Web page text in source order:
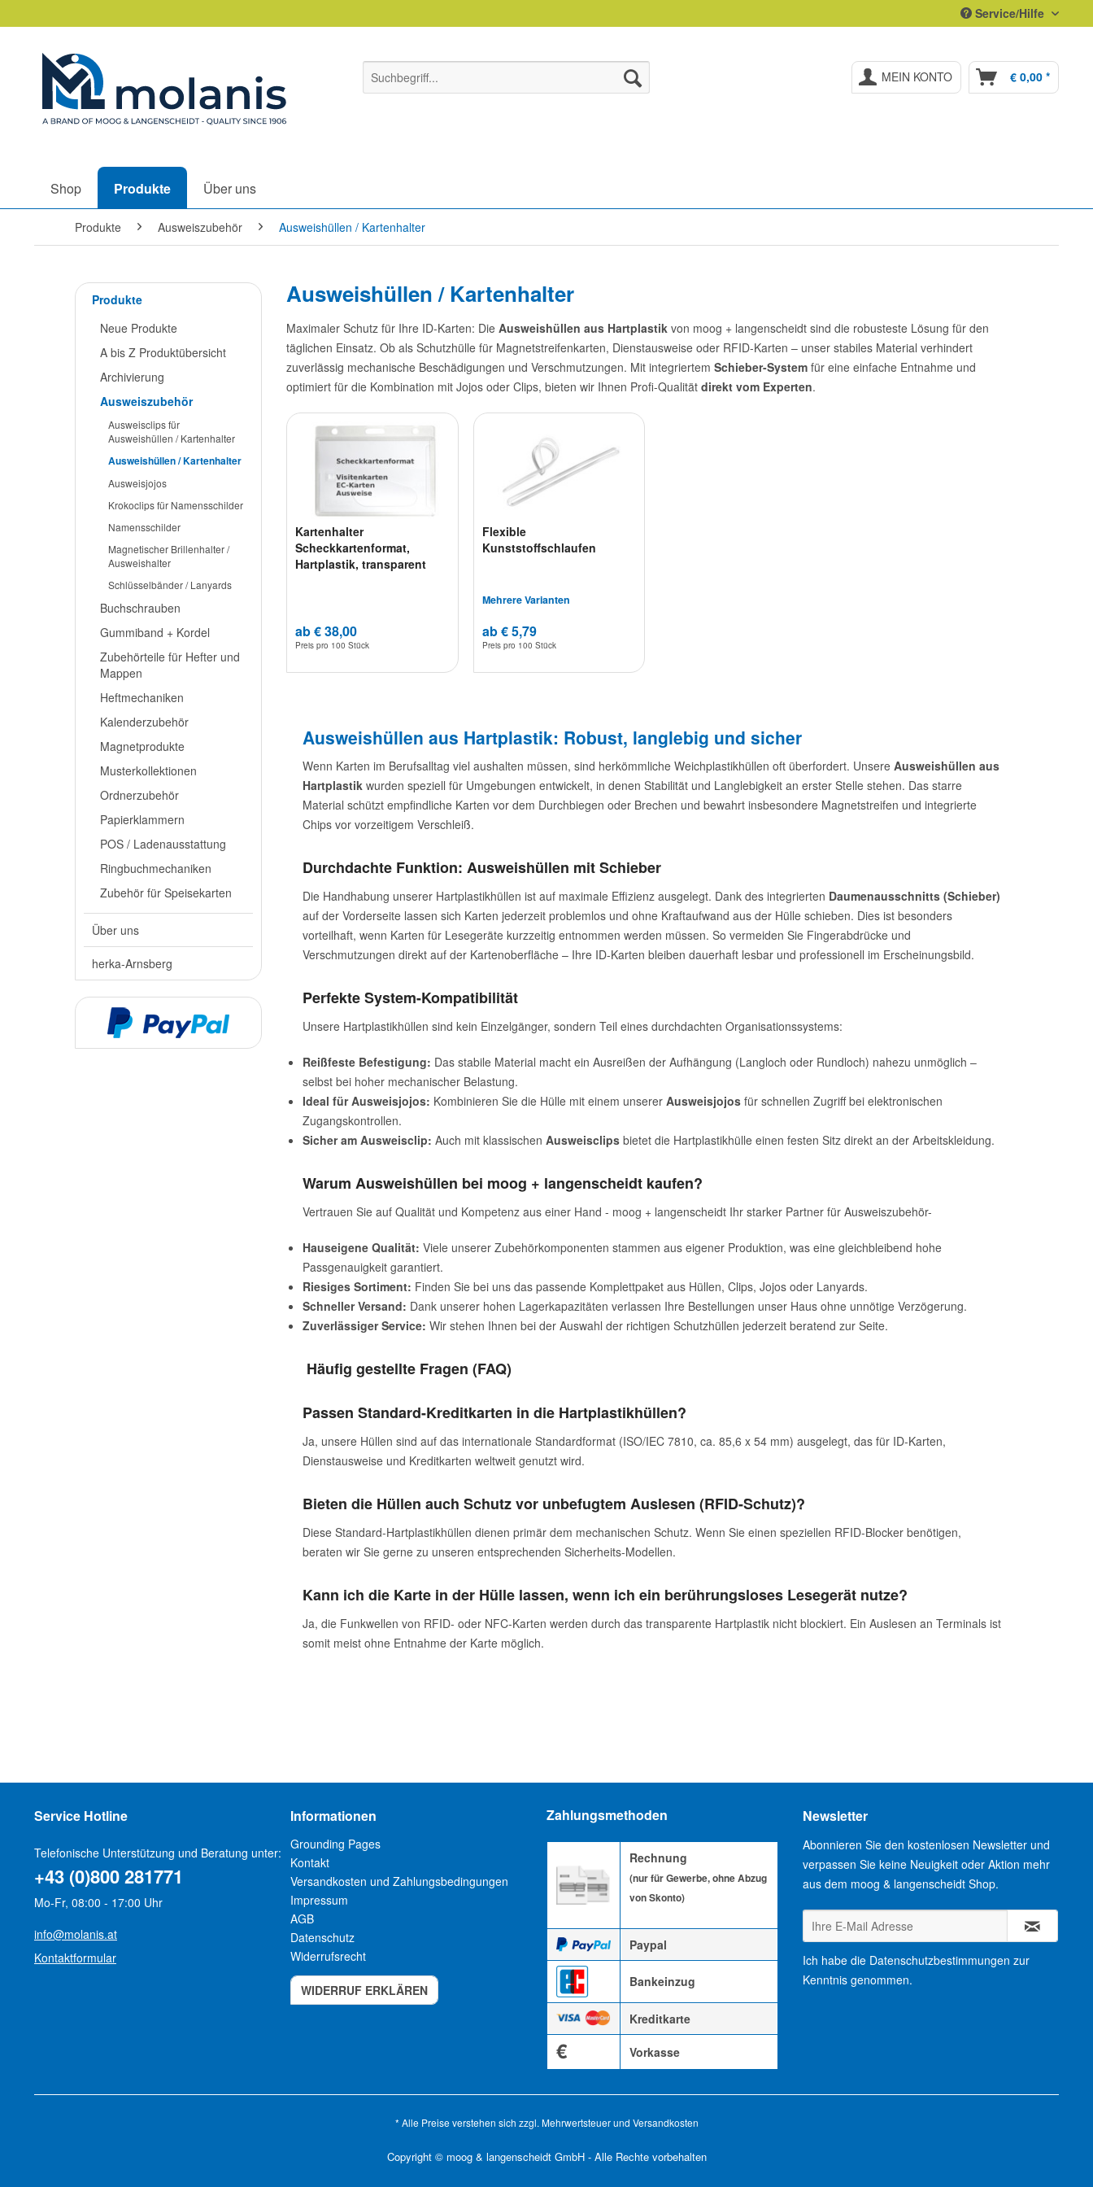
Service/Hilfe
MEIN KONTO € 0,00 *
Shop Produkte Über uns
Produkte Ausweiszubehör Ausweishüllen / Kartenhalter
Produkte
Neue Produkte
A bis Z Produktübersicht
Archivierung
Ausweiszubehör
Ausweisclips für
Ausweishüllen / Kartenhalter
Ausweishüllen / Kartenhalter
Ausweisjojos
Krokoclips für Namensschilder
Namensschilder
Magnetischer Brillenhalter /
Ausweishalter
Schlüsselbänder / Lanyards
Buchschrauben
Gummiband + Kordel
Zubehörteile für Hefter und
Mappen
Heftmechaniken
Kalenderzubehör
Magnetprodukte
Musterkollektionen
Ordnerzubehör
Papierklammern
POS / Ladenausstattung
Ringbuchmechaniken
Zubehör für Speisekarten
Über uns
herka-Arnsberg
Ausweishüllen / Kartenhalter
Maximaler Schutz für Ihre ID-Karten: Die Ausweishüllen aus Hartplastik von moog + langenscheidt sind die robusteste Lösung für den
täglichen Einsatz. Ob als Schutzhülle für Magnetstreifenkarten, Dienstausweise oder RFID-Karten – unser stabiles Material verhindert
zuverlässig mechanische Beschädigungen und Verschmutzungen. Mit integriertem Schieber-System für eine einfache Entnahme und
optimiert für die Kombination mit Jojos oder Clips, bieten wir Ihnen Profi-Qualität direkt vom Experten.
Kartenhalter
Scheckkartenformat,
Hartplastik, transparent
ab € 38,00
Preis pro 100 Stück
Flexible
Kunststoffschlaufen
Mehrere Varianten
ab € 5,79
Preis pro 100 Stück
Ausweishüllen aus Hartplastik: Robust, langlebig und sicher
Wenn Karten im Berufsalltag viel aushalten müssen, sind herkömmliche Weichplastikhüllen oft überfordert. Unsere Ausweishüllen aus
Hartplastik wurden speziell für Umgebungen entwickelt, in denen Stabilität und Langlebigkeit an erster Stelle stehen. Das starre
Material schützt empfindliche Karten vor dem Durchbiegen oder Brechen und bewahrt insbesondere Magnetstreifen und integrierte
Chips vor vorzeitigem Verschleiß.
Durchdachte Funktion: Ausweishüllen mit Schieber
Die Handhabung unserer Hartplastikhüllen ist auf maximale Effizienz ausgelegt. Dank des integrierten Daumenausschnitts (Schieber)
auf der Vorderseite lassen sich Karten jederzeit problemlos und ohne Kraftaufwand aus der Hülle schieben. Dies ist besonders
vorteilhaft, wenn Karten für Lesegeräte kurzzeitig entnommen werden müssen. So vermeiden Sie Fingerabdrücke und
Verschmutzungen direkt auf der Kartenoberfläche – Ihre ID-Karten bleiben dauerhaft lesbar und professionell im Erscheinungsbild.
Perfekte System-Kompatibilität
Unsere Hartplastikhüllen sind kein Einzelgänger, sondern Teil eines durchdachten Organisationssystems:
Reißfeste Befestigung: Das stabile Material macht ein Ausreißen der Aufhängung (Langloch oder Rundloch) nahezu unmöglich –
selbst bei hoher mechanischer Belastung.
Ideal für Ausweisjojos: Kombinieren Sie die Hülle mit einem unserer Ausweisjojos für schnellen Zugriff bei elektronischen
Zugangskontrollen.
Sicher am Ausweisclip: Auch mit klassischen Ausweisclips bietet die Hartplastikhülle einen festen Sitz direkt an der Arbeitskleidung.
Warum Ausweishüllen bei moog + langenscheidt kaufen?
Vertrauen Sie auf Qualität und Kompetenz aus einer Hand - moog + langenscheidt Ihr starker Partner für Ausweiszubehör-
Hauseigene Qualität: Viele unserer Zubehörkomponenten stammen aus eigener Produktion, was eine gleichbleibend hohe
Passgenauigkeit garantiert.
Riesiges Sortiment: Finden Sie bei uns das passende Komplettpaket aus Hüllen, Clips, Jojos oder Lanyards.
Schneller Versand: Dank unserer hohen Lagerkapazitäten verlassen Ihre Bestellungen unser Haus ohne unnötige Verzögerung.
Zuverlässiger Service: Wir stehen Ihnen bei der Auswahl der richtigen Schutzhüllen jederzeit beratend zur Seite.
Häufig gestellte Fragen (FAQ)
Passen Standard-Kreditkarten in die Hartplastikhüllen?
Ja, unsere Hüllen sind auf das internationale Standardformat (ISO/IEC 7810, ca. 85,6 x 54 mm) ausgelegt, das für ID-Karten,
Dienstausweise und Kreditkarten weltweit genutzt wird.
Bieten die Hüllen auch Schutz vor unbefugtem Auslesen (RFID-Schutz)?
Diese Standard-Hartplastikhüllen dienen primär dem mechanischen Schutz. Wenn Sie einen speziellen RFID-Blocker benötigen,
beraten wir Sie gerne zu unseren entsprechenden Sicherheits-Modellen.
Kann ich die Karte in der Hülle lassen, wenn ich ein berührungsloses Lesegerät nutze?
Ja, die Funkwellen von RFID- oder NFC-Karten werden durch das transparente Hartplastik nicht blockiert. Ein Auslesen an Terminals ist
somit meist ohne Entnahme der Karte möglich.
Service Hotline
Telefonische Unterstützung und Beratung unter:
+43 (0)800 281771
Mo-Fr, 08:00 - 17:00 Uhr
info@molanis.at
Kontaktformular
Informationen
Grounding Pages
Kontakt
Versandkosten und Zahlungsbedingungen
Impressum
AGB
Datenschutz
Widerrufsrecht
WIDERRUF ERKLÄREN
Zahlungsmethoden
Rechnung
(nur für Gewerbe, ohne Abzug
von Skonto)
Paypal
Bankeinzug
Kreditkarte
€ Vorkasse
Newsletter
Abonnieren Sie den kostenlosen Newsletter und
verpassen Sie keine Neuigkeit oder Aktion mehr
aus dem moog & langenscheidt Shop.
Ich habe die Datenschutzbestimmungen zur
Kenntnis genommen.
* Alle Preise verstehen sich zzgl. Mehrwertsteuer und Versandkosten
Copyright © moog & langenscheidt GmbH - Alle Rechte vorbehalten